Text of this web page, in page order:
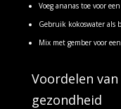
Voeg ananas toe voor
Gebruik kokoswater als
Mix met gember voor
Voordelen
gezondheid